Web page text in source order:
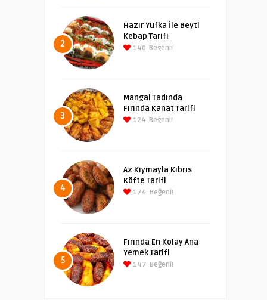
2
Hazır Yufka İle Beyti
Kebap Tarifi
140 Beğeni!
3
Mangal Tadında
Fırında Kanat Tarifi
124 Beğeni!
4
Az Kıymayla Kıbrıs
Köfte Tarifi
174 Beğeni!
5
Fırında En Kolay Ana
Yemek Tarifi
147 Beğeni!